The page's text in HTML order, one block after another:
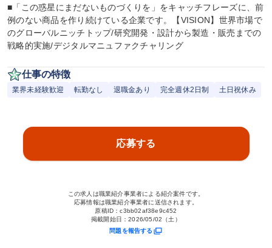
■「この惑星にまだないものづくりを」をキャッチフレーズに、前
例のない商品を作り続けている企業です。【VISION】世界市場で
のグローバルニッチトップ/研究開発・設計から製造・販売までの
戦略的実施/デジタルマニュファクチャリング
仕事の特徴
業界未経験歓迎 転勤なし 退職金あり 完全週休2日制 土日祝休み
応募する
この求人は職業紹介事業者による紹介案件です。
応募情報は職業紹介事業者に送信されます。
原稿ID：c3bb02af38e9c452
掲載開始日：2026/05/02（土）
問題を報告する